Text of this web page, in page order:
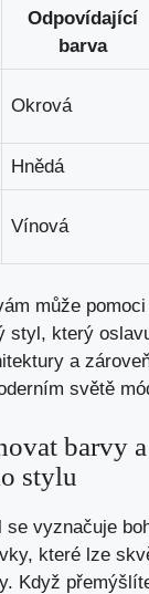
Odpovídající
barva
Okrová
Hnědá
Vínová
může
styl, který
a
světě
barvy
stylu
se vyznačuje
které lze
Když